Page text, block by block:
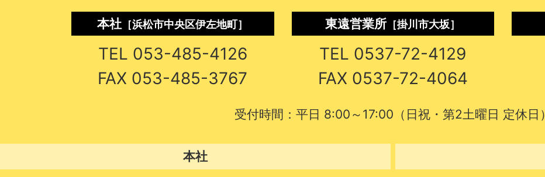
本社 ［浜松市中央区伊左地町］
TEL 053-485-4126
FAX 053-485-3767
東遠営業所 ［掛川市大坂］
TEL 0537-72-4129
FAX 0537-72-4064
受付時間：平日 8:00～17:00（日祝・第2土曜日 定休日）
本社